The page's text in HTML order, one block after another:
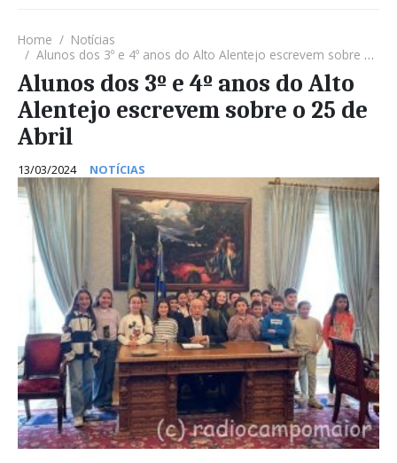
Home
Notícias
Alunos dos 3º e 4º anos do Alto Alentejo escrevem sobre o 25 de Abril
Alunos dos 3º e 4º anos do Alto
Alentejo escrevem sobre o 25 de
Abril
13/03/2024 NOTÍCIAS